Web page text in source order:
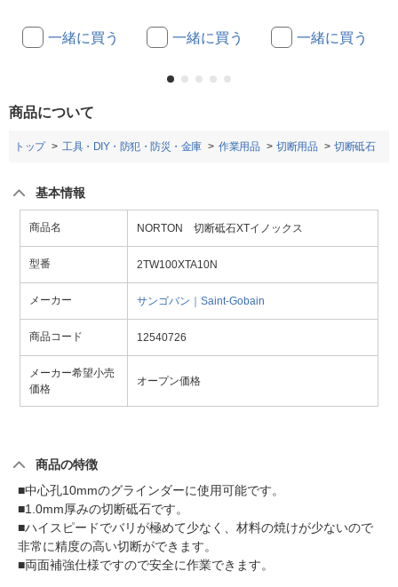
一緒に買う 一緒に買う 一緒に買う
商品について
トップ 工具・DIY・防犯・防災・金庫 作業用品 切断用品 切断砥石
基本情報
商品名 NORTON 切断砥石XTイノックス
型番 2TW100XTA10N
メーカー サンゴバン｜Saint-Gobain
商品コード 12540726
メーカー希望小売
価格
オープン価格
商品の特徴
■中心孔10mmのグラインダーに使用可能です。
■1.0mm厚みの切断砥石です。
■ハイスピードでバリが極めて少なく、材料の焼けが少ないので
非常に精度の高い切断ができます。
■両面補強仕様ですので安全に作業できます。